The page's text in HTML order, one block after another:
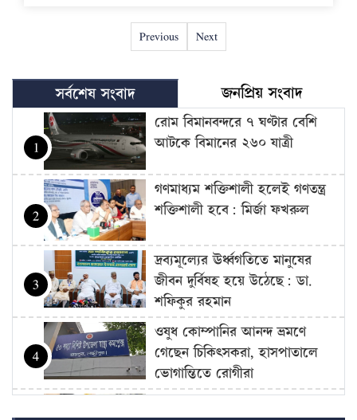
Previous Next
সর্বশেষ সংবাদ জনপ্রিয় সংবাদ
1
রোম বিমানবন্দরে ৭ ঘণ্টার বেশি
আটকে বিমানের ২৬০ যাত্রী
2
গণমাধ্যম শক্তিশালী হলেই গণতন্ত্র
শক্তিশালী হবে: মির্জা ফখরুল
3
দ্রব্যমূল্যের ঊর্ধ্বগতিতে মানুষের
জীবন দুর্বিষহ হয়ে উঠেছে: ডা.
শফিকুর রহমান
4
ওষুধ কোম্পানির আনন্দ ভ্রমণে
গেছেন চিকিৎসকরা, হাসপাতালে
ভোগান্তিতে রোগীরা